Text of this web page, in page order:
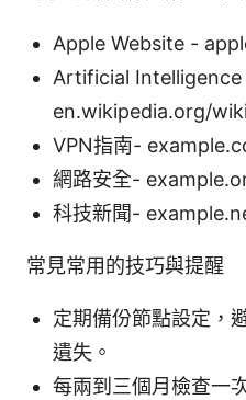
Apple Website -
Artificial Intelligence
en.wikipedia.org/
VPN指南-
網路安全-
科技新聞-
常見常用的技巧與提醒
定期備份節點設定，
遺失。
每兩到三個月檢查一